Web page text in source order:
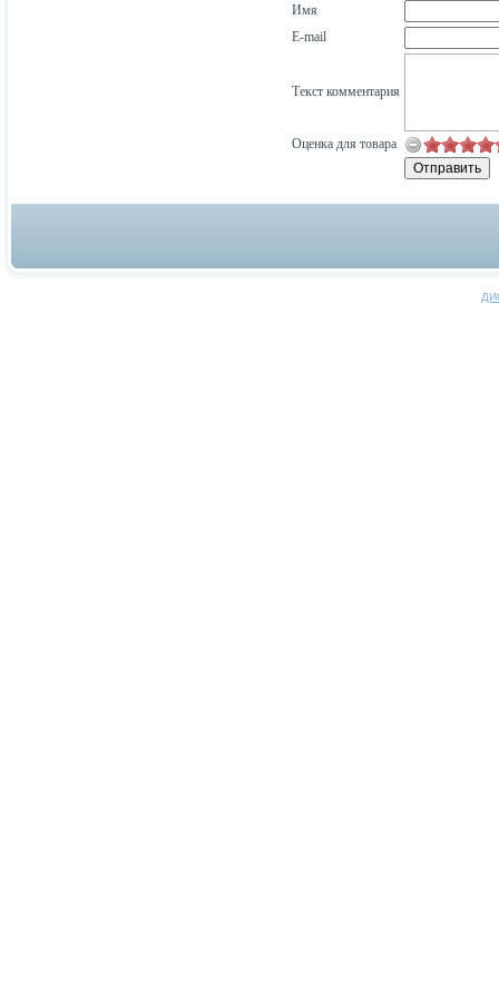
Имя
E-mail
Текст комментария
Оценка для товара